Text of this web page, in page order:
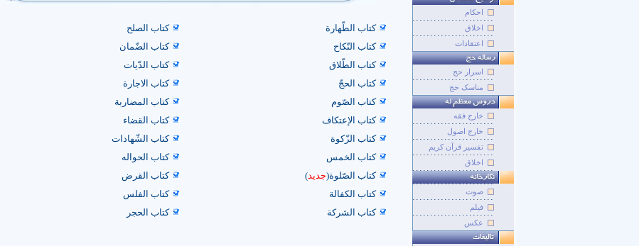
کتاب الطّهارة
کتاب الصلح
کتاب النّکاح
کتاب الضّمان
کتاب الطّلاق
کتاب الدّيات
کتاب الحجّ
کتاب الاجارة
کتاب الصّوم
کتاب المضاربة
کتاب الإعتکاف
کتاب القضاء
کتاب الزّکوة
کتاب الشّهادات
کتاب الخمس
کتاب الحواله
کتاب الصّلوة(جدید)
كتاب القرض
کتاب الکفالة
كتاب الفلس
کتاب الشرکة
كتاب الحجر
احکام
اخلاق
اعتقادات
اسرار حج
مناسک حج
خارج فقه
خارج اصول
تفسیر قرآن کریم
اخلاق
صوت
فيلم
عکس